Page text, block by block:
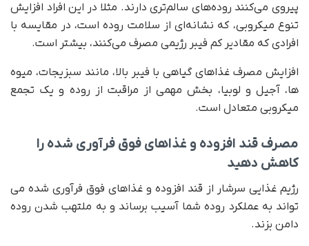
پیروی می‌کنند روده‌های سالم‌تری دارند. مثلا در این افراد افزایش
تنوع میکروبی، که نشانه‌ای از سلامت روده است، در مقایسه با
افرادی که مقادیر کم فیبر رژیمی مصرف می‌کنند، بیشتر است.
افزایش مصرف غذاهای گیاهی با فیبر بالا، مانند سبزیجات، میوه
ها، آجیل و لوبیا، بخش مهمی از مراقبت از روده و یک تجمع
میکروبی متعادل است.
مصرف قند افزوده و غذاهای فوق فرآوری شده را
کاهش دهید
رژیم غذایی سرشار از قند افزوده و غذاهای فوق فرآوری شده می
تواند به عملکرد روده شما آسیب برساند و به ملتهب شدن روده
دامن بزند.